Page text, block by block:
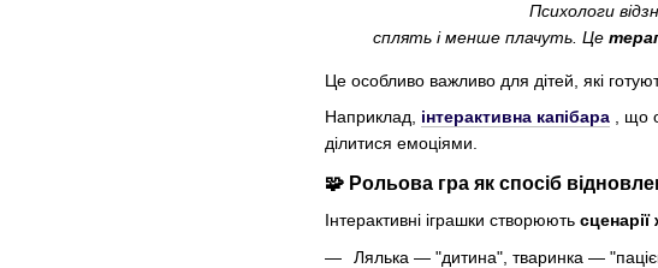
Психологи
сплять і менше плачуть. Це
Це особливо важливо для дітей, які
Наприклад, інтерактивна капібара , що
ділитися емоціями.
🧩 Рольова гра як спосіб
Інтерактивні іграшки створюють сценарії
Лялька — "дитина", тваринка —